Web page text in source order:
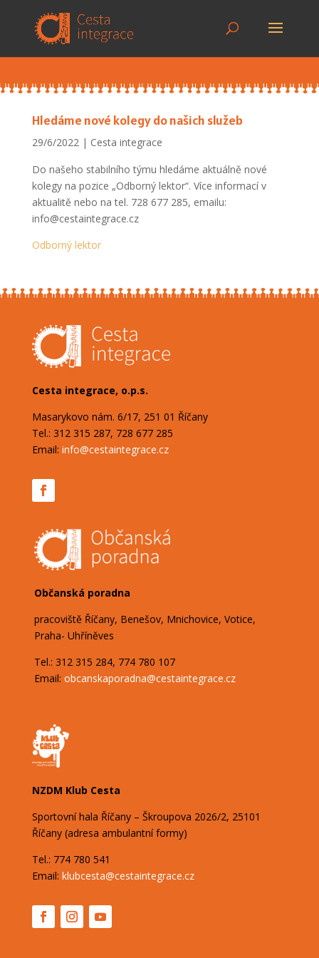
Hledáme nové kolegy do našich služeb
29/6/2022
Cesta integrace
Do našeho stabilního týmu hledáme aktuálně nové
kolegy na pozice „Odborný lektor“. Více informací v
aktualitě nebo na tel. 728 677 285, emailu:
info@cestaintegrace.cz
Odborný lektor
Cesta integrace, o.p.s.
Masarykovo nám. 6/17, 251 01 Říčany
Tel.: 312 315 287, 728 677 285
Email: info@cestaintegrace.cz
Občanská poradna
pracoviště Říčany, Benešov, Mnichovice, Votice,
Praha- Uhříněves
Tel.: 312 315 284, 774 780 107
Email: obcanskaporadna@cestaintegrace.cz
NZDM Klub Cesta
Sportovní hala Říčany – Škroupova 2026/2, 25101
Říčany (adresa ambulantní formy)
Tel.: 774 780 541
Email: klubcesta@cestaintegrace.cz